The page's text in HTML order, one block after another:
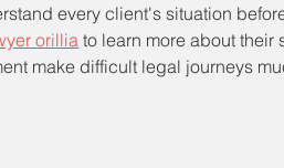
every client's situation
orillia to learn more about their
make difficult legal journeys